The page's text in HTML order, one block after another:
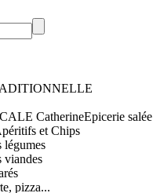
CatherineEpicerie salée
et Chips
légumes
viandes
pizza...